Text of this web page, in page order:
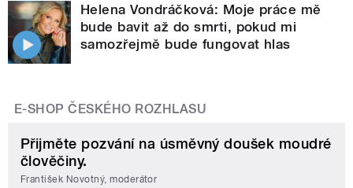
Helena Vondráčková: Moje práce mě
bude bavit až do smrti, pokud mi
samozřejmě bude fungovat hlas
E-SHOP ČESKÉHO ROZHLASU
Přijměte pozvání na úsměvný doušek moudré
člověčiny.
František Novotný, moderátor